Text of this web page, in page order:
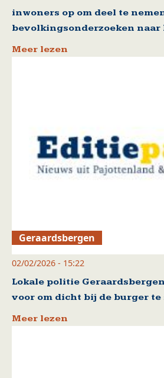
inwoners op om deel te
bevolkingsonderzoeken naar
Meer lezen
Geraardsbergen
02/02/2026 - 15:22
Lokale politie
voor om dicht bij de burger te
Meer lezen